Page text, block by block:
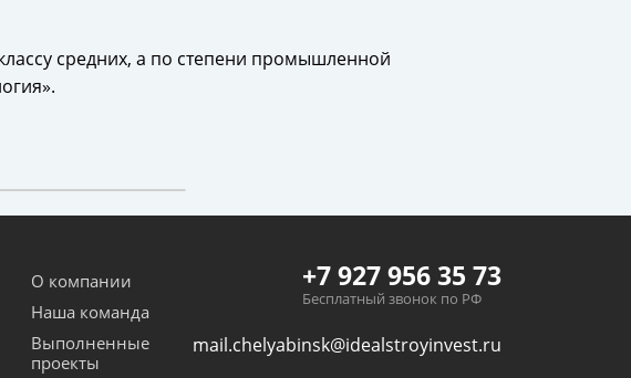
средних, а по степени промышленной
О компании
Наша команда
Выполненные
проекты
+7 927 956 35 73
Бесплатный звонок по РФ
mail.chelyabinsk@idealstroyinvest.ru